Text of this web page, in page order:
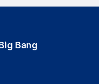
proizvajalcu vključujejo
EASEY
Bang